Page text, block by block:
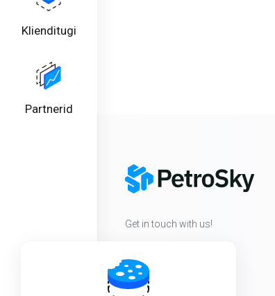
Klienditugi
Partnerid
Get in touch with us!